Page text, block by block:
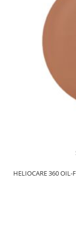
HELIOCARE 360 OIL-